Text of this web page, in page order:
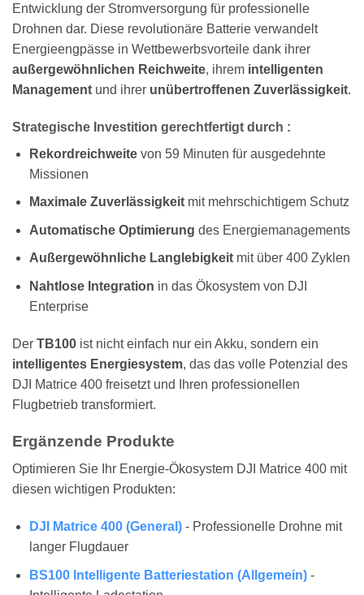
Entwicklung der Stromversorgung für professionelle
Drohnen dar. Diese revolutionäre Batterie verwandelt
Energieengpässe in Wettbewerbsvorteile dank ihrer
außergewöhnlichen Reichweite, ihrem intelligenten
Management und ihrer unübertroffenen Zuverlässigkeit.
Strategische Investition gerechtfertigt durch :
Rekordreichweitevon 59 Minuten für ausgedehnte
Missionen
Maximale Zuverlässigkeitmit mehrschichtigem Schutz
Automatische Optimierung des Energiemanagements
Außergewöhnliche Langlebigkeitmit über 400 Zyklen
Nahtlose Integration in das Ökosystem von DJI
Enterprise
Der TB100 ist nicht einfach nur ein Akku, sondern ein
intelligentes Energiesystem, das das volle Potenzial des
DJI Matrice 400 freisetzt und Ihren professionellen
Flugbetrieb transformiert.
Ergänzende Produkte
Optimieren Sie Ihr Energie-Ökosystem DJI Matrice 400 mit
diesen wichtigen Produkten:
DJI Matrice 400 (General)- Professionelle Drohne mit
langer Flugdauer
BS100 Intelligente Batteriestation (Allgemein) -